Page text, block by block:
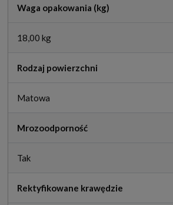
Waga opakowania (kg)
18,00 kg
Rodzaj powierzchni
Matowa
Mrozoodporność
Tak
Rektyfikowane krawędzie